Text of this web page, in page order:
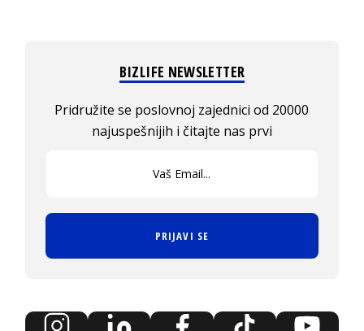
BIZLIFE NEWSLETTER
Pridružite se poslovnoj zajednici od 20000
najuspešnijih i čitajte nas prvi
PRIJAVI SE